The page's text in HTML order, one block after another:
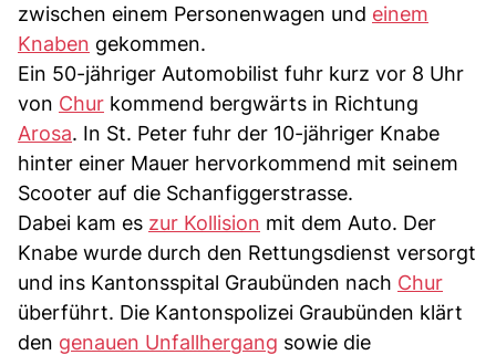
zwischen einem Personenwagen und einem
Knaben gekommen.
Ein 50-jähriger Automobilist fuhr kurz vor 8 Uhr
von Chur kommend bergwärts in Richtung
Arosa. In St. Peter fuhr der 10-jähriger Knabe
hinter einer Mauer hervorkommend mit seinem
Scooter auf die Schanfiggerstrasse.
Dabei kam es zur Kollision mit dem Auto. Der
Knabe wurde durch den Rettungsdienst versorgt
und ins Kantonsspital Graubünden nach Chur
überführt. Die Kantonspolizei Graubünden klärt
den genauen Unfallhergang sowie die